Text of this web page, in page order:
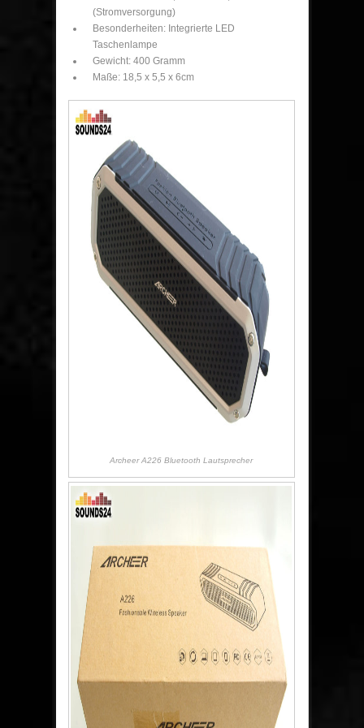
(Stromversorgung)
Besonderheiten: Integrierte LED
Taschenlampe
Gewicht: 400 Gramm
Maße: 18,5 x 5,5 x 6cm
Archeer A226 Bluetooth Lautsprecher